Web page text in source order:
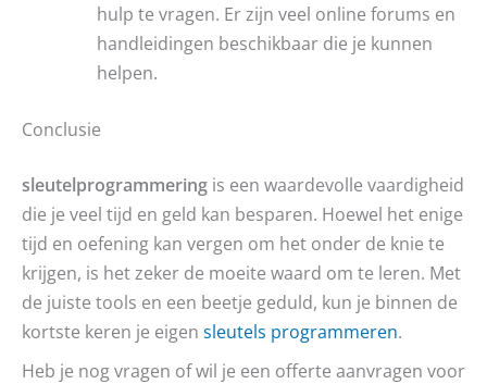
hulp te vragen. Er zijn veel online forums en
handleidingen beschikbaar die je kunnen
helpen.
Conclusie
sleutelprogrammering is een waardevolle vaardigheid
die je veel tijd en geld kan besparen. Hoewel het enige
tijd en oefening kan vergen om het onder de knie te
krijgen, is het zeker de moeite waard om te leren. Met
de juiste tools en een beetje geduld, kun je binnen de
kortste keren je eigen sleutels programmeren.
Heb je nog vragen of wil je een offerte aanvragen voor